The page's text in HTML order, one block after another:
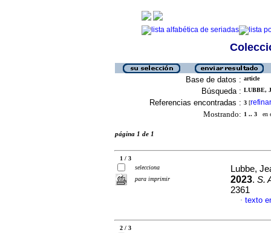
Base de datos : article
Búsqueda : LUBBE,
Referencias encontradas : 3 [refinar
Mostrando: 1 .. 3 en
página 1 de 1
1 / 3
selecciona
para imprimir
Lubbe,
2023. S.
2361
· texto
2 / 3